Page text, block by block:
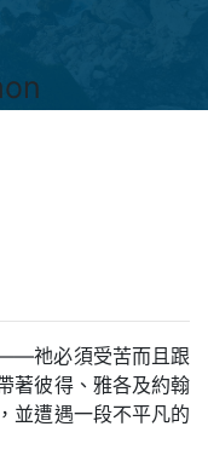
祂必須受苦而且跟
著彼得、雅各及約翰
並遭遇一段不平凡的